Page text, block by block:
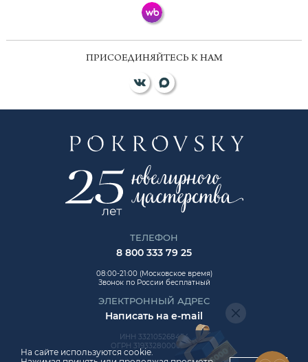
ПРИСОЕДИНЯЙТЕСЬ К НАМ
ТЕЛЕФОН
8 800 333 79 25
08:00-21:00 (Московское время)
Звонок по России бесплатный
ЭЛЕКТРОННЫЙ АДРЕС
Написать на e-mail
ИНН 332105268454
ОГРН 319332800006992
На сайте используются cookie.